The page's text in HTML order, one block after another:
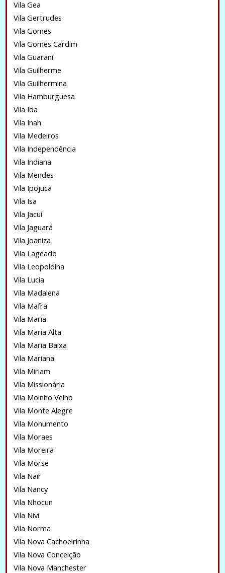
Vila Gea
Vila Gertrudes
Vila Gomes
Vila Gomes Cardim
Vila Guarani
Vila Guilherme
Vila Guilhermina
Vila Hamburguesa
Vila Ida
Vila Inah
Vila Medeiros
Vila Independência
Vila Indiana
Vila Mendes
Vila Ipojuca
Vila Isa
Vila Jacuí
Vila Jaguará
Vila Joaniza
Vila Lageado
Vila Leopoldina
Vila Lucia
Vila Madalena
Vila Mafra
Vila Maria
Vila Maria Alta
Vila Maria Baixa
Vila Mariana
Vila Miriam
Vila Missionária
Vila Moinho Velho
Vila Monte Alegre
Vila Monumento
Vila Moraes
Vila Moreira
Vila Morse
Vila Nair
Vila Nancy
Vila Nhocun
Vila Nivi
Vila Norma
Vila Nova Cachoeirinha
Vila Nova Conceição
Vila Nova Manchester